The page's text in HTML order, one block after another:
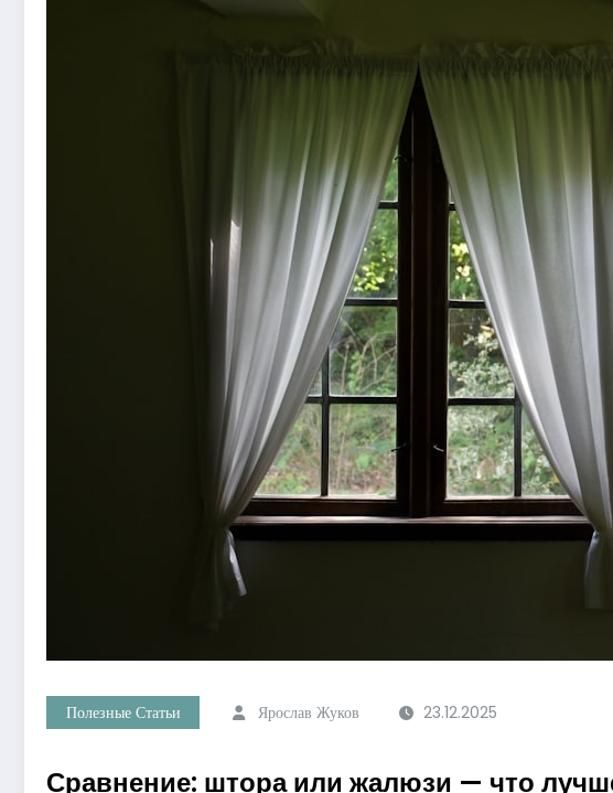
Полезные Статьи Ярослав Жуков 23.12.2025
Сравнение: штора или жалюзи — что